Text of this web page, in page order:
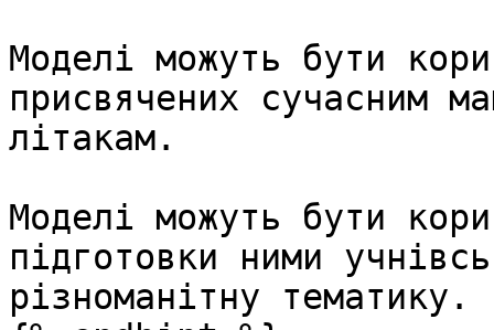
Моделі можуть бути
присвячених сучасним
літакам.
Моделі можуть бути
підготовки ними
різноманітну тематику.